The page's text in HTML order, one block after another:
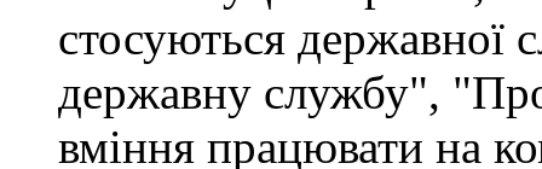
стосуються
державну службу",
вміння працювати на